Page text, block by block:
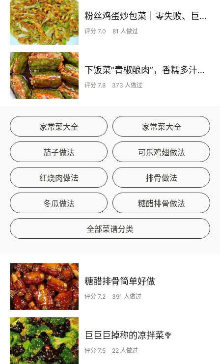
粉丝鸡蛋炒包菜｜零失败、巨下饭
评分 7.0 81 人做过
下饭菜“青椒酿肉”，香糯多汁鲜嫩下饭
评分 7.8 373 人做过
家常菜大全 家常菜大全
茄子做法 可乐鸡翅做法
红烧肉做法 排骨做法
冬瓜做法 糖醋排骨做法
全部菜谱分类
糖醋排骨简单好做
评分 7.2 391 人做过
巨巨巨掉称的凉拌菜🥦
评分 7.5 22 人做过